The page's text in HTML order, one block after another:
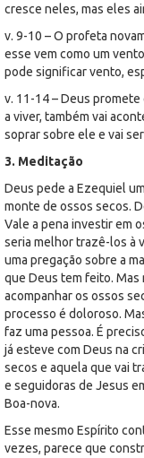
cresce neles, mas eles
v. 9-10 – O profeta
esse vem como um
pode significar vento,
v. 11-14 – Deus
a viver, também vai
soprar sobre ele e vai
3. Meditação
Deus pede a Ezequiel
monte de ossos secos.
Vale a pena investir em
seria melhor trazê-los à
uma pregação sobre a
que Deus tem feito. Mas
acompanhar os ossos
processo é doloroso.
faz uma pessoa. É
já esteve com Deus na
secos e aquela que vai
e seguidoras de Jesus
Boa-nova.
Esse mesmo Espírito
vezes, parece que